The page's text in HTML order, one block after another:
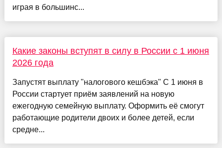
играя в большинс...
Какие законы вступят в силу в России с 1 июня
2026 года
Запустят выплату "налогового кешбэка" С 1 июня в
России стартует приём заявлений на новую
ежегодную семейную выплату. Оформить её смогут
работающие родители двоих и более детей, если
средне...